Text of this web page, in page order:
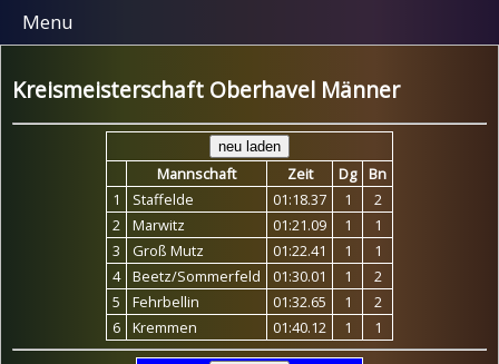
Menu
Kreismeisterschaft Oberhavel Männer
Mannschaft Zeit Dg
Bn
1
Staffelde 01:18.37 1
2
2
Marwitz 01:21.09 1
1
3
Groß Mutz 01:22.41 1
1
4
Beetz/Sommerfeld 01:30.01 1
2
5
Fehrbellin 01:32.65 1
2
6
Kremmen 01:40.12 1 1